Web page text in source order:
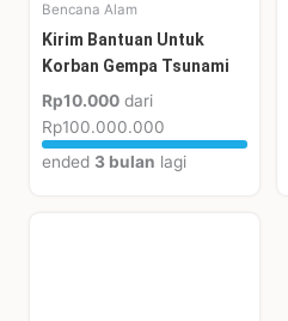
Bencana Alam
Kirim Bantuan Untuk
Korban Gempa Tsunami
Rp10.000 dari
Rp100.000.000
ended 3 bulan lagi